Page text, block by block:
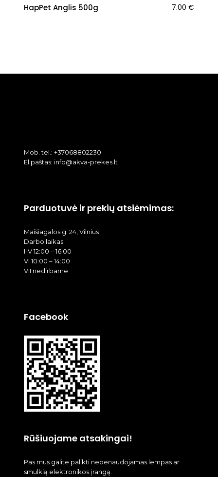
HapPet Anglis 500g 7.00 €
Mob. tel.: +37068802230
El.paštas: info@akva-prekes.lt
Parduotuvė ir prekių atsiėmimas:
Maišiagalos g. 24, Vilnius
Darbo laikas:
I-V 12:00 – 16:00
VI 10:00 – 14:00
VII nedirbame
Facebook
Rūšiuojame atsakingai!
Pas mus galite palikti nebenaudojamas lempas ar
smulkią elektronikos įrangą.